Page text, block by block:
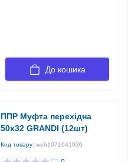
До кошика
ППР Муфта перехідна
50х32 GRANDI (12шт)
Код товару: web1071041930